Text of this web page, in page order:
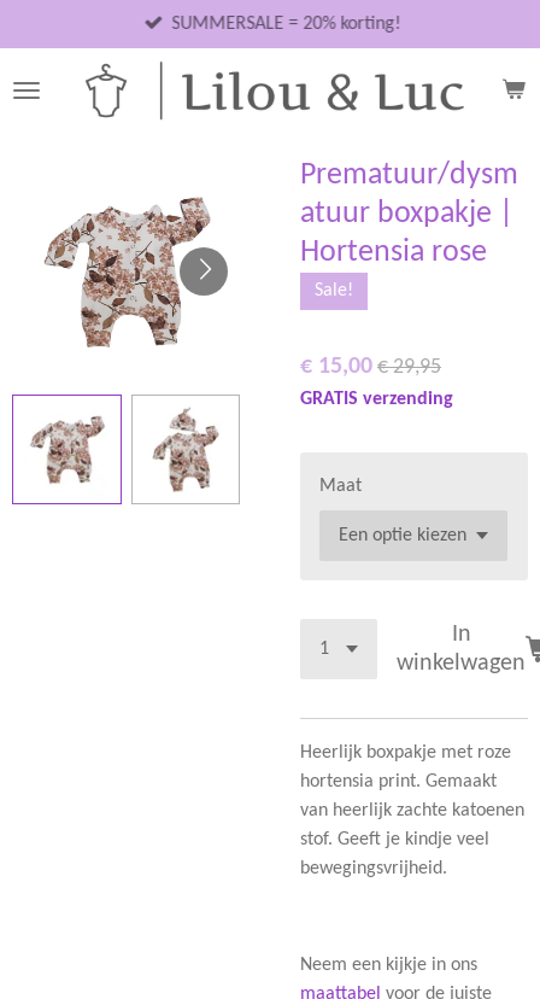
direct
naar
SUMMERSALE = 20% korting!
Prematuur/dysm
atuur boxpakje |
Hortensia rose
Sale!
€ 15,00 € 29,95
GRATIS verzending
Maat
In
winkelwagen
Heerlijk boxpakje met roze
hortensia print. Gemaakt
van heerlijk zachte katoenen
stof. Geeft je kindje veel
bewegingsvrijheid.
Neem een kijkje in ons
maattabel voor de juiste